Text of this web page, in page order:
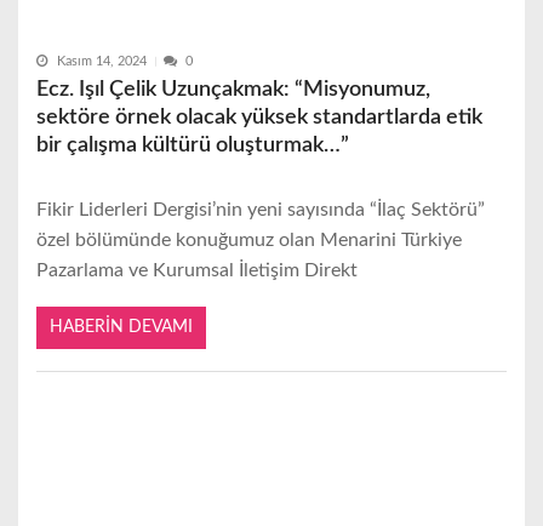
Kasım 14, 2024 0
Ecz. Işıl Çelik Uzunçakmak: “Misyonumuz,
sektöre örnek olacak yüksek standartlarda etik
bir çalışma kültürü oluşturmak…”
Fikir Liderleri Dergisi’nin yeni sayısında “İlaç Sektörü”
özel bölümünde konuğumuz olan Menarini Türkiye
Pazarlama ve Kurumsal İletişim Direkt
HABERIN DEVAMI